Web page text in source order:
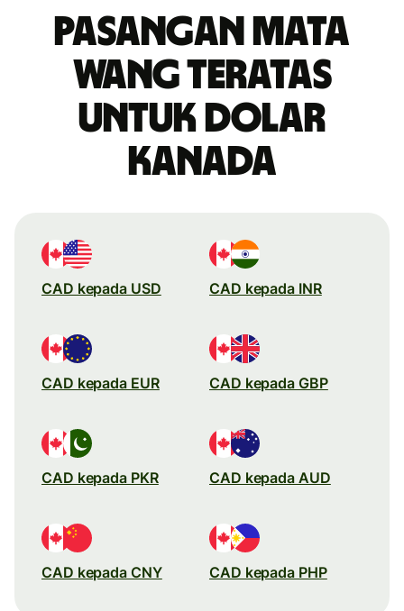
Pasangan mata
wang teratas
untuk dolar
Kanada
CAD kepada USD CAD kepada INR
CAD kepada EUR CAD kepada GBP
CAD kepada PKR CAD kepada AUD
CAD kepada CNY CAD kepada PHP